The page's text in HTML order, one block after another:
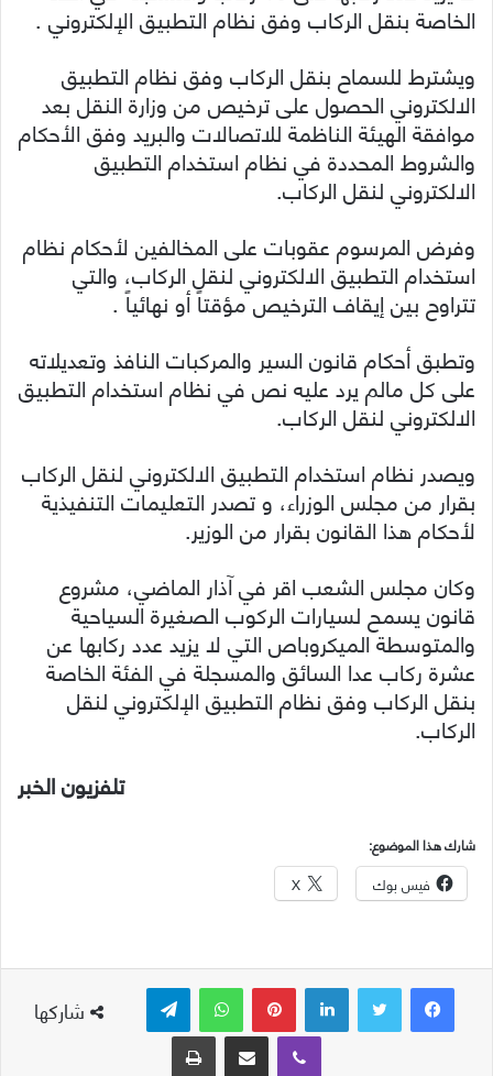
الخاصة بنقل الركاب وفق نظام التطبيق الإلكتروني .
ويشترط للسماح بنقل الركاب وفق نظام التطبيق
الالكتروني الحصول على ترخيص من وزارة النقل بعد
موافقة الهيئة الناظمة للاتصالات والبريد وفق الأحكام
والشروط المحددة في نظام استخدام التطبيق
الالكتروني لنقل الركاب.
وفرض المرسوم عقوبات على المخالفين لأحكام نظام
استخدام التطبيق الالكتروني لنقل الركاب، والتي
تتراوح بين إيقاف الترخيص مؤقتاً أو نهائياً .
وتطبق أحكام قانون السير والمركبات النافذ وتعديلاته
على كل مالم يرد عليه نص في نظام استخدام التطبيق
الالكتروني لنقل الركاب.
ويصدر نظام استخدام التطبيق الالكتروني لنقل الركاب
بقرار من مجلس الوزراء، و تصدر التعليمات التنفيذية
لأحكام هذا القانون بقرار من الوزير.
وكان مجلس الشعب اقر في آذار الماضي، مشروع
قانون يسمح لسيارات الركوب الصغيرة السياحية
والمتوسطة الميكروباص التي لا يزيد عدد ركابها عن
عشرة ركاب عدا السائق والمسجلة في الفئة الخاصة
بنقل الركاب وفق نظام التطبيق الإلكتروني لنقل
الركاب.
تلفزيون الخبر
شارك هذا الموضوع:
فيس بوك X
شاركها
لينكدإن بينتيريست واتساب
ڤايبر
مشاركة عبر البريد طباعة